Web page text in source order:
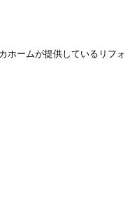
ホームが提供しているリフォ